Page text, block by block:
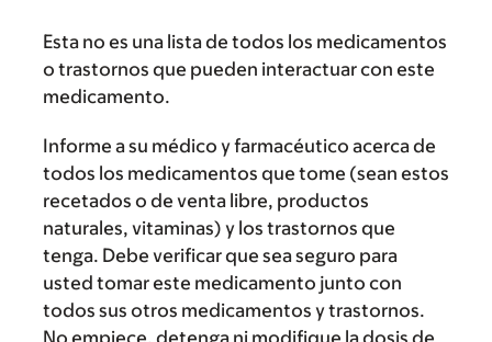
Esta no es una lista de todos los medicamentos
o trastornos que pueden interactuar con este
medicamento.
Informe a su médico y farmacéutico acerca de
todos los medicamentos que tome (sean estos
recetados o de venta libre, productos
naturales, vitaminas) y los trastornos que
tenga. Debe verificar que sea seguro para
usted tomar este medicamento junto con
todos sus otros medicamentos y trastornos.
No empiece, detenga ni modifique la dosis de